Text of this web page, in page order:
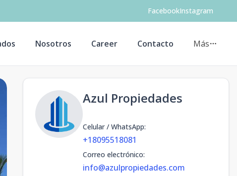
FacebookInstagram
Nosotros Career Contacto Más
Azul Propiedades
Celular / WhatsApp:
+18095518081
Correo electrónico:
info@azulpropiedades.com